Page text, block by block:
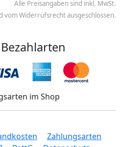
Alle Preisangaben sind inkl. MwSt.
vom Widerrufsrecht ausgeschlossen.
Zahlungsarten